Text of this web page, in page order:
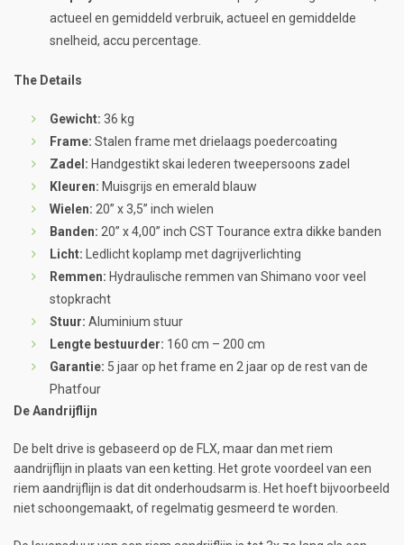
actueel en gemiddeld verbruik, actueel en gemiddelde
snelheid, accu percentage.
The Details
Gewicht: 36 kg
Frame: Stalen frame met drielaags poedercoating
Zadel: Handgestikt skai lederen tweepersoons zadel
Kleuren: Muisgrijs en emerald blauw
Wielen: 20” x 3,5” inch wielen
Banden: 20” x 4,00” inch CST Tourance extra dikke banden
Licht: Ledlicht koplamp met dagrijverlichting
Remmen: Hydraulische remmen van Shimano voor veel
stopkracht
Stuur: Aluminium stuur
Lengte bestuurder: 160 cm – 200 cm
Garantie: 5 jaar op het frame en 2 jaar op de rest van de
Phatfour
De Aandrijflijn
De belt drive is gebaseerd op de FLX, maar dan met riem
aandrijflijn in plaats van een ketting. Het grote voordeel van een
riem aandrijflijn is dat dit onderhoudsarm is. Het hoeft bijvoorbeeld
niet schoongemaakt, of regelmatig gesmeerd te worden.